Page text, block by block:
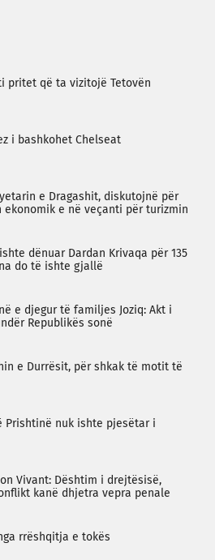
pritet që ta vizitojë Tetovën
i bashkohet Chelseat
e Dragashit, diskutojnë për
e në veçanti për turizmin
dënuar Dardan Krivaqa për 135
do të ishte gjallë
e djegur të familjes Joziq: Akt i
Republikës sonë
e Durrësit, për shkak të motit të
Prishtinë nuk ishte pjesëtar i
Vivant: Dështim i drejtësisë,
kanë dhjetra vepra penale
rrëshqitja e tokës